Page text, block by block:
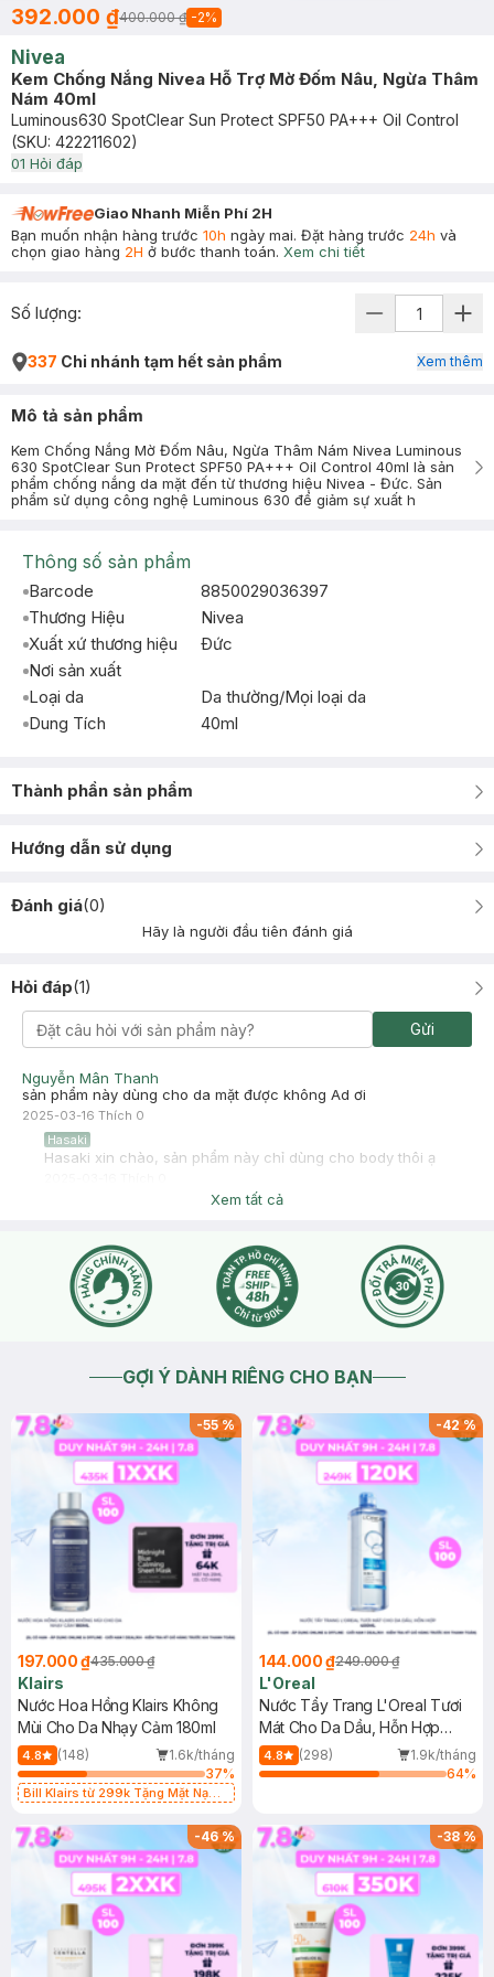
392.000 ₫400.000 ₫ -2%
Nivea
Kem Chống Nắng Nivea Hỗ Trợ Mờ Đốm Nâu, Ngừa Thâm
Nám 40ml
Luminous630 SpotClear Sun Protect SPF50 PA+++ Oil Control
(SKU: 422211602)
01 Hỏi đáp
Giao Nhanh Miễn Phí 2H
Bạn muốn nhận hàng trước 10h ngày mai. Đặt hàng trước 24h và
chọn giao hàng 2H ở bước thanh toán. Xem chi tiết
Số lượng:
337 Chi nhánh tạm hết sản phẩm Xem thêm
Mô tả sản phẩm
Kem Chống Nắng Mờ Đốm Nâu, Ngừa Thâm Nám Nivea Luminous
630 SpotClear Sun Protect SPF50 PA+++ Oil Control 40ml là sản
phẩm chống nắng da mặt đến từ thương hiệu Nivea - Đức. Sản
phẩm sử dụng công nghệ Luminous 630 để giảm sự xuất h
Thông số sản phẩm
Barcode
8850029036397
Thương Hiệu
Nivea
Xuất xứ thương hiệu
Ðức
Nơi sản xuất
Loại da
Da thường/Mọi loại da
Dung Tích
40ml
Thành phần sản phẩm
Hướng dẫn sử dụng
Đánh giá(0)
Hãy là người đầu tiên đánh giá
Hỏi đáp(1)
Gửi
Nguyễn Mân Thanh
sản phẩm này dùng cho da mặt được không Ad ơi
2025-03-16 Thích 0
Hasaki
Hasaki xin chào, sản phẩm này chỉ dùng cho body thôi ạ
Xem tất cả
GỢI Ý DÀNH RIÊNG CHO BẠN
-55%
197.000 ₫435.000 ₫
Klairs
Nước Hoa Hồng Klairs Không
Mùi Cho Da Nhạy Cảm 180ml
4.8 (148)
1.6k/tháng
37%
Bill Klairs từ 299k Tặng Mặt Nạ
25ml (SL Có Hạn)
-42%
144.000 ₫249.000 ₫
L'Oreal
Nước Tẩy Trang L'Oreal Tươi
Mát Cho Da Dầu, Hỗn Hợp
400ml
4.8 (298)
1.9k/tháng
64%
-46% -38%